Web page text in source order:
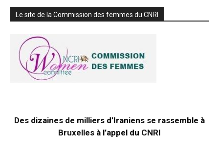
Le site de la Commission des femmes du CNRI
Des dizaines de milliers d’Iraniens se rassemble à
Bruxelles à l’appel du CNRI